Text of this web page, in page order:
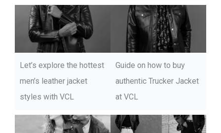
Let’s explore the hottest
men’s leather jacket
styles with VCL
Guide on how to buy
authentic Trucker Jacket
at VCL